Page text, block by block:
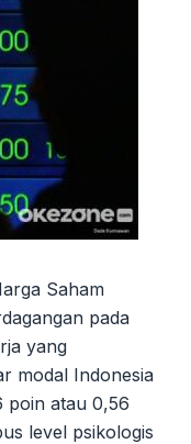
Saham
pada
yang
modal Indonesia
poin atau 0,56
level psikologis